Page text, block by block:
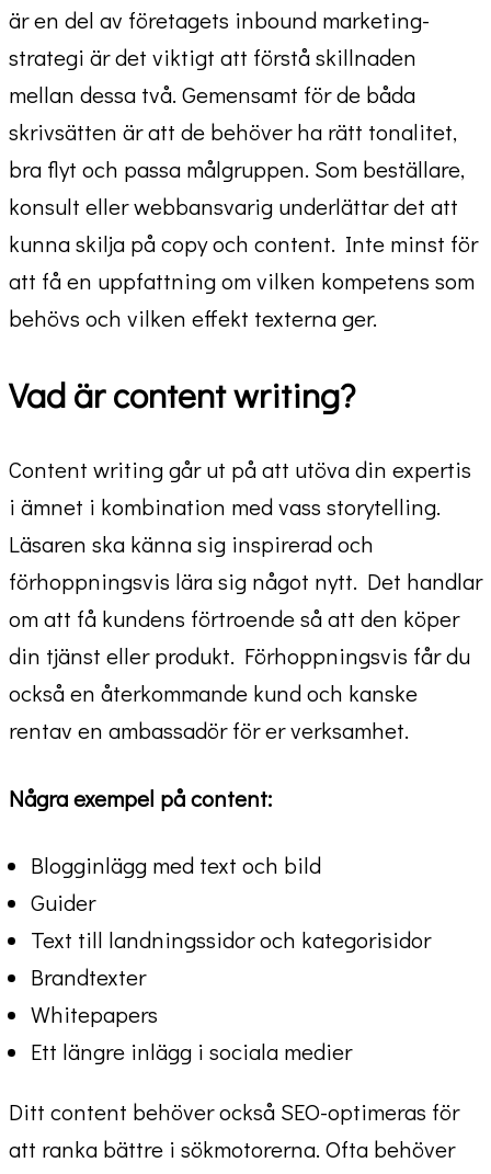
är en del av företagets inbound marketing-
strategi är det viktigt att förstå skillnaden
mellan dessa två. Gemensamt för de båda
skrivsätten är att de behöver ha rätt tonalitet,
bra flyt och passa målgruppen. Som beställare,
konsult eller webbansvarig underlättar det att
kunna skilja på copy och content. Inte minst för
att få en uppfattning om vilken kompetens som
behövs och vilken effekt texterna ger.
Vad är content writing?
Content writing går ut på att utöva din expertis
i ämnet i kombination med vass storytelling.
Läsaren ska känna sig inspirerad och
förhoppningsvis lära sig något nytt. Det handlar
om att få kundens förtroende så att den köper
din tjänst eller produkt. Förhoppningsvis får du
också en återkommande kund och kanske
rentav en ambassadör för er verksamhet.
Några exempel på content:
Blogginlägg med text och bild
Guider
Text till landningssidor och kategorisidor
Brandtexter
Whitepapers
Ett längre inlägg i sociala medier
Ditt content behöver också SEO-optimeras för
att ranka bättre i sökmotorerna. Ofta behöver